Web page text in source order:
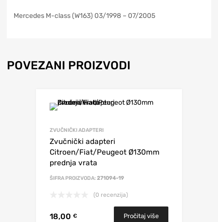
Mercedes M-class (W163) 03/1998 – 07/2005
POVEZANI PROIZVODI
ZVUČNIČKI ADAPTERI
Zvučnički adapteri
Citroen/Fiat/Peugeot Ø130mm
prednja vrata
ŠIFRA PROIZVODA: 271094-19
(0 recenzija)
18,00 € Pročitaj više